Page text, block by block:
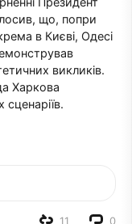
що, попри
в Києві, Одесі
викликів.
Харкова
0
11